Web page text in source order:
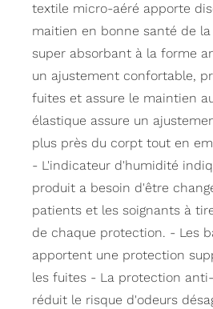
textile micro-aéré apporte
maitien en bonne santé de
super absorbant à la forme
un ajustement confortable,
fuites et assure le maintien
élastique assure un
plus près du corpt tout en
- L'indicateur d'humidité
produit a besoin d'être
patients et les soignants à
de chaque protection. - Les
apportent une protection
les fuites - La protection
réduit le risque d'odeurs